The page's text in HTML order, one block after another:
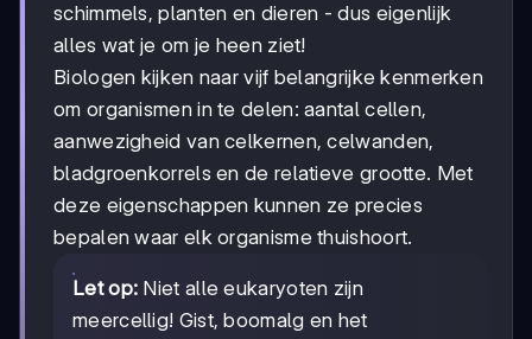
schimmels, planten en dieren - dus eigenlijk
alles wat je om je heen ziet!
Biologen kijken naar vijf belangrijke kenmerken
om organismen in te delen: aantal cellen,
aanwezigheid van celkernen, celwanden,
bladgroenkorrels en de relatieve grootte. Met
deze eigenschappen kunnen ze precies
bepalen waar elk organisme thuishoort.
Let op: Niet alle eukaryoten zijn
meercellig! Gist, boomalg en het